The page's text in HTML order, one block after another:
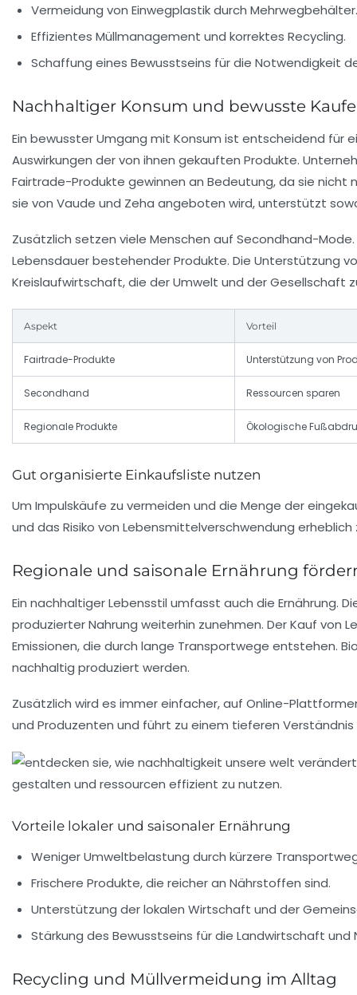
Vermeidung von Einwegplastik durch Mehrwegbehälter.
Effizientes Müllmanagement und korrektes Recycling.
Schaffung eines Bewusstseins für die Notwendigkeit
Nachhaltiger Konsum und bewusste
Ein bewusster Umgang mit Konsum ist entscheidend für
Auswirkungen der von ihnen gekauften Produkte.
Fairtrade-Produkte gewinnen an Bedeutung, da sie nicht
sie von Vaude und Zeha angeboten wird, unterstützt
Zusätzlich setzen viele Menschen auf Secondhand-
Lebensdauer bestehender Produkte. Die Unterstützung
Kreislaufwirtschaft, die der Umwelt und der Gesellschaft
Aspekt Vorteil
Fairtrade-Produkte Unterstützung von
Secondhand Ressourcen sparen
Regionale Produkte Ökologische
Gut organisierte Einkaufsliste nutzen
Um Impulskäufe zu vermeiden und die Menge der
und das Risiko von Lebensmittelverschwendung
Regionale und saisonale Ernährung
Ein nachhaltiger Lebensstil umfasst auch die Ernährung.
produzierter Nahrung weiterhin zunehmen. Der Kauf von
Emissionen, die durch lange Transportwege entstehen.
nachhaltig produziert werden.
Zusätzlich wird es immer einfacher, auf Online-
und Produzenten und führt zu einem tieferen
Vorteile lokaler und saisonaler Ernährung
Weniger Umweltbelastung durch kürzere
Frischere Produkte, die reicher an Nährstoffen sind.
Unterstützung der lokalen Wirtschaft und der
Stärkung des Bewusstseins für die Landwirtschaft
Recycling und Müllvermeidung im Alltag